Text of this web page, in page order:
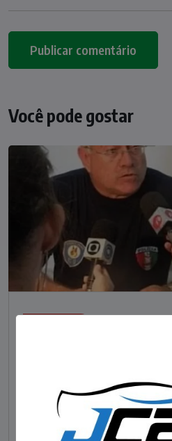
Você pode gostar
STAFF - OBV 29/01/
Um dos dois foragidos